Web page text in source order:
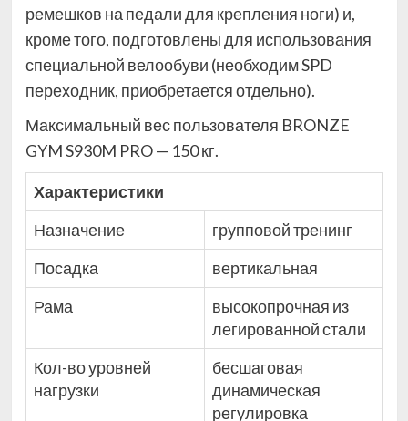
ремешков на педали для крепления ноги) и,
кроме того, подготовлены для использования
специальной велообуви (необходим SPD
переходник, приобретается отдельно).
Максимальный вес пользователя BRONZE
GYM S930M PRO — 150 кг.
Характеристики
Назначение
групповой тренинг
Посадка
вертикальная
Рама
высокопрочная из
легированной стали
Кол-во уровней
нагрузки
бесшаговая
динамическая
регулировка